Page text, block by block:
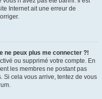
Internet ait une erreur de
ne peux plus me connecter ?!
ou supprimé votre compte. En
les membres ne postant pas
Si cela vous arrive, tentez de vous